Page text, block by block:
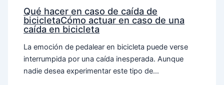
Qué hacer en caso de caída de
bicicletaCómo actuar en caso de una
caída en bicicleta
La emoción de pedalear en bicicleta puede verse
interrumpida por una caída inesperada. Aunque
nadie desea experimentar este tipo de…